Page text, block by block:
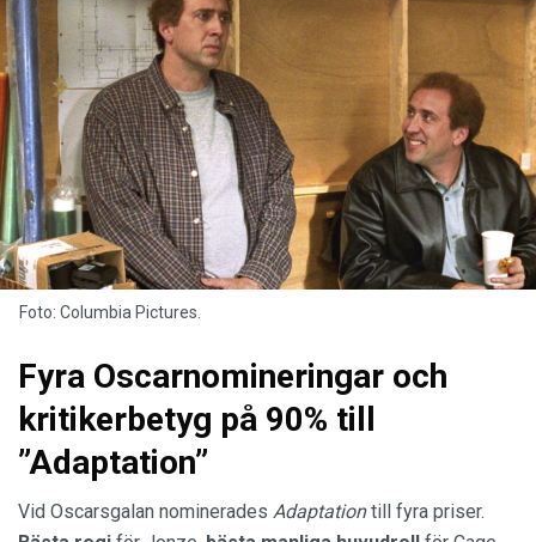
Foto: Columbia Pictures.
Fyra Oscarnomineringar och
kritikerbetyg på 90% till
”Adaptation”
Vid Oscarsgalan nominerades Adaptationtill fyra priser.